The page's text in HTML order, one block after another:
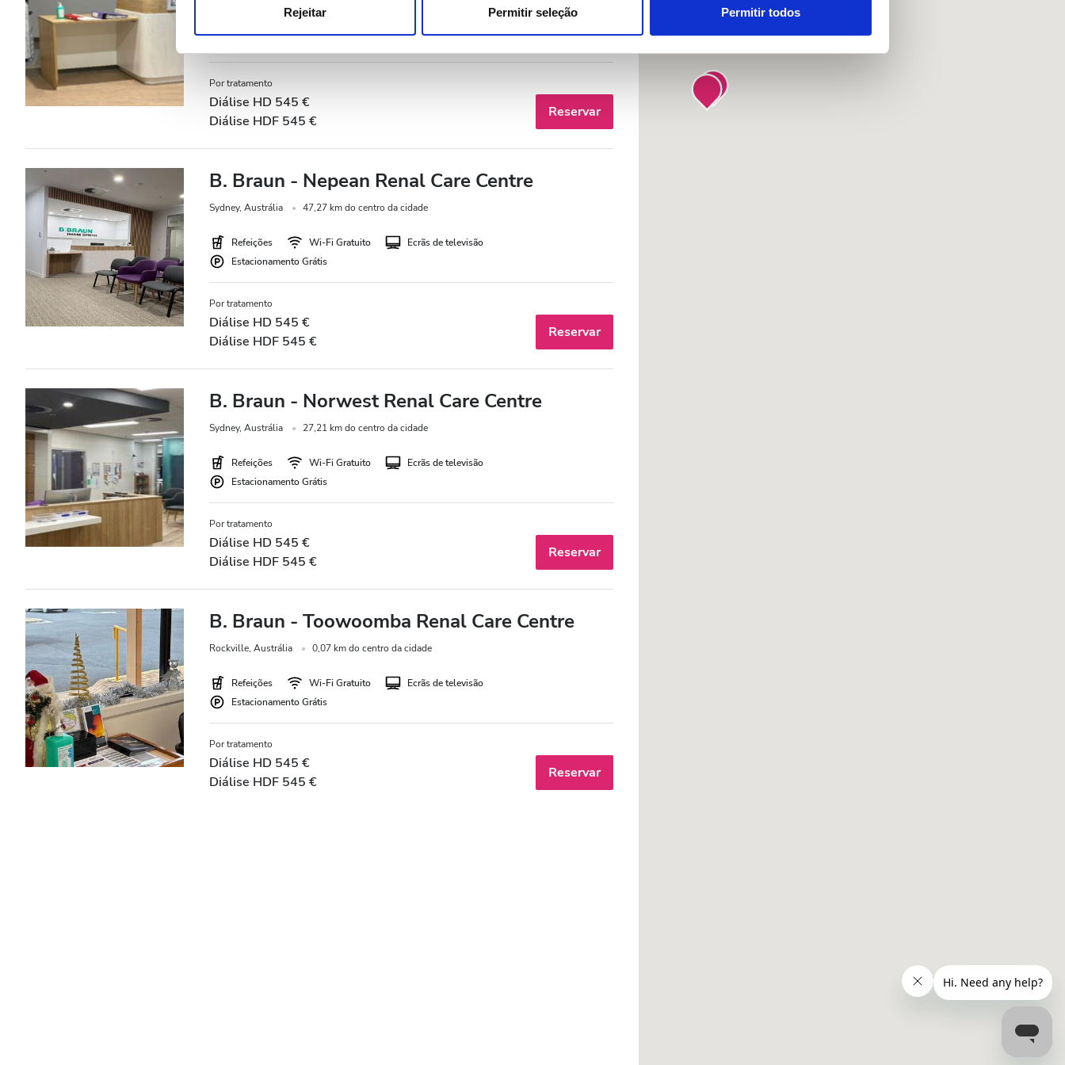
publicidade e de análise, que as podem combinar com outras informações que lhes forneceu ou recolhidas por estes a
Rejeitar Permitir seleção Permitir todos
Por tratamento
Diálise HD 545 €
Diálise HDF 545 €
Reservar
B. Braun - Nepean Renal Care Centre
Sydney, Austrália 47,27 km do centro da cidade
Refeições Wi-Fi Gratuito
Ecrãs de televisão
Estacionamento Grátis
Por tratamento
Diálise HD 545 €
Diálise HDF 545 €
Reservar
B. Braun - Norwest Renal Care Centre
Sydney, Austrália 27,21 km do centro da cidade
Refeições Wi-Fi Gratuito
Ecrãs de televisão
Estacionamento Grátis
Por tratamento
Diálise HD 545 €
Diálise HDF 545 €
Reservar
B. Braun - Toowoomba Renal Care Centre
Rockville, Austrália 0,07 km do centro da cidade
Refeições Wi-Fi Gratuito
Ecrãs de televisão
Estacionamento Grátis
Por tratamento
Diálise HD 545 €
Diálise HDF 545 €
Reservar